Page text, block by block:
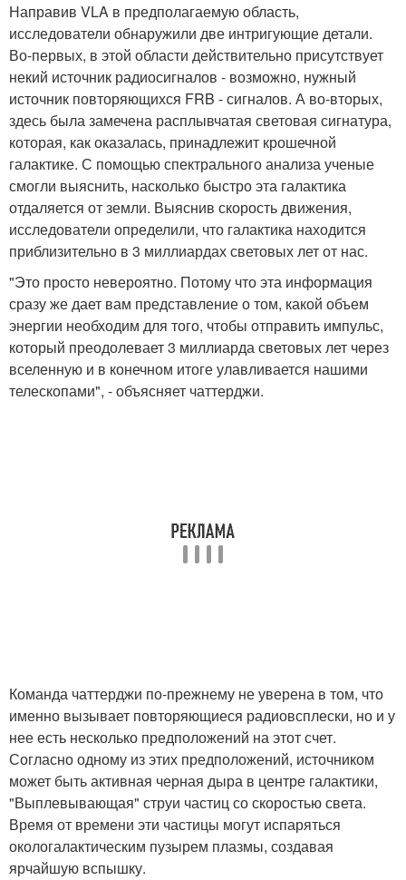
Направив VLA в предполагаемую область,
исследователи обнаружили две интригующие детали.
Во-первых, в этой области действительно присутствует
некий источник радиосигналов - возможно, нужный
источник повторяющихся FRB - сигналов. А во-вторых,
здесь была замечена расплывчатая световая сигнатура,
которая, как оказалась, принадлежит крошечной
галактике. С помощью спектрального анализа ученые
смогли выяснить, насколько быстро эта галактика
отдаляется от земли. Выяснив скорость движения,
исследователи определили, что галактика находится
приблизительно в 3 миллиардах световых лет от нас.
"Это просто невероятно. Потому что эта информация
сразу же дает вам представление о том, какой объем
энергии необходим для того, чтобы отправить импульс,
который преодолевает 3 миллиарда световых лет через
вселенную и в конечном итоге улавливается нашими
телескопами", - объясняет чаттерджи.
Команда чаттерджи по-прежнему не уверена в том, что
именно вызывает повторяющиеся радиовсплески, но и у
нее есть несколько предположений на этот счет.
Согласно одному из этих предположений, источником
может быть активная черная дыра в центре галактики,
"Выплевывающая" струи частиц со скоростью света.
Время от времени эти частицы могут испаряться
окологалактическим пузырем плазмы, создавая
ярчайшую вспышку.